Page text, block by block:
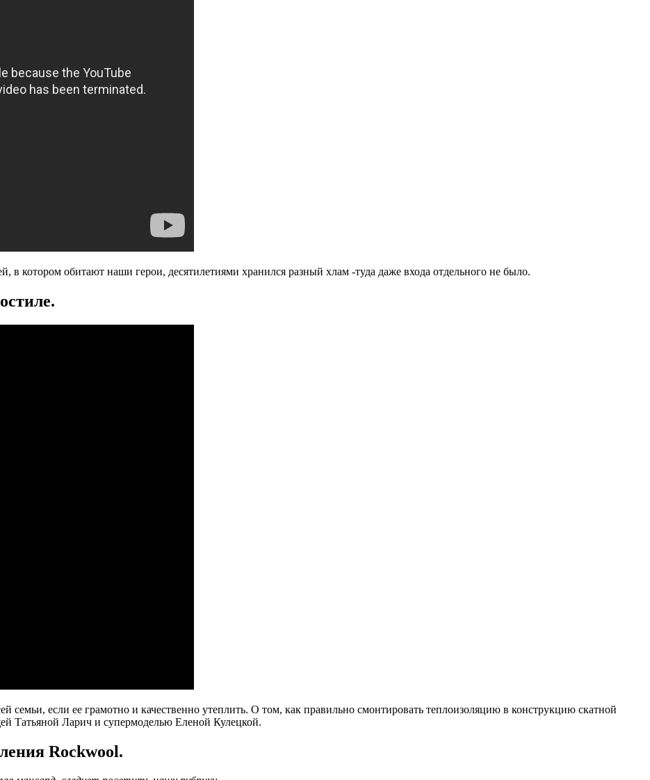
в котором обитают наши герои, десятилетиями хранился разный хлам -туда даже входа отдельного не было.
семьи, если ее грамотно и качественно утеплить. О том, как правильно смонтировать теплоизоляцию в конструкцию скатной
Татьяной Ларич и супермоделью Еленой Кулецкой.
Rockwool.